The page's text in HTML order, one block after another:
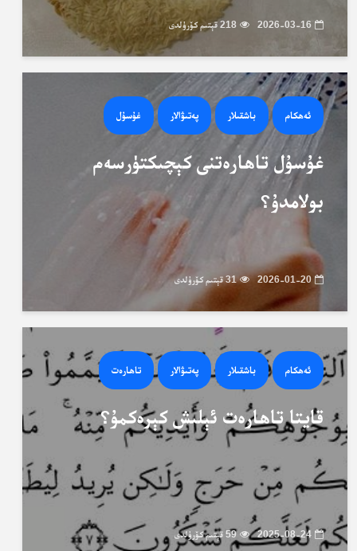
2026-03-16 218 قېتىم كۆرۈلدى
ئەھكام باشقىلار پەتىۋالار غۇسۇل
غۇسۇل تاھارەتنى كېچىكتۈرسەم
بولامدۇ؟
2026-01-20 31 قېتىم كۆرۈلدى
ئەھكام باشقىلار پەتىۋالار تاھارەت
قايتا تاھارەت ئېلىش كېرەكمۇ؟
2025-08-24 59 قېتىم كۆرۈلدى